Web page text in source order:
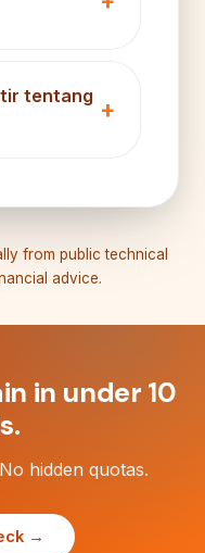
tentang
from public technical
advice.
in under 10
hidden quotas.
→